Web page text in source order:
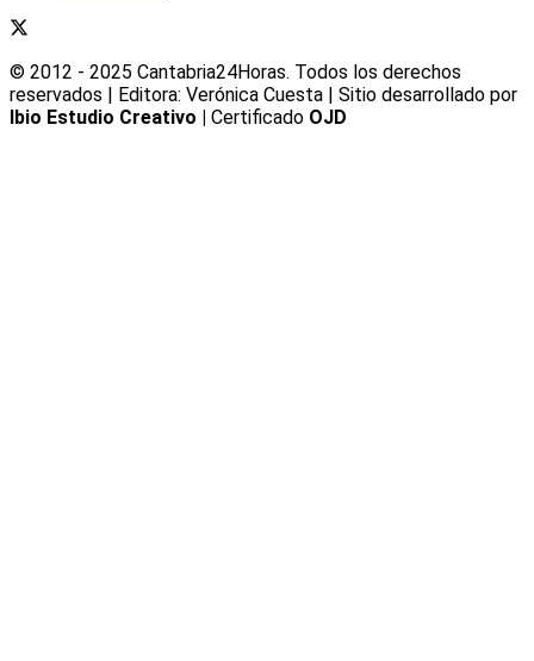
© 2012 - 2025 Cantabria24Horas. Todos los derechos
reservados | Editora: Verónica Cuesta | Sitio desarrollado por
Ibio Estudio Creativo | Certificado OJD